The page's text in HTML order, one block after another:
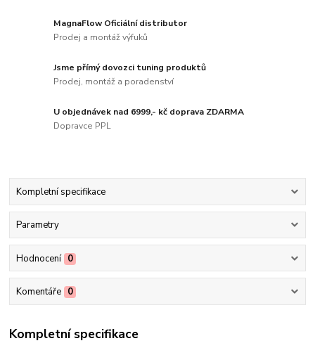
MagnaFlow Oficiální distributor
Prodej a montáž výfuků
Jsme přímý dovozci tuning produktů
Prodej, montáž a poradenství
U objednávek nad 6999,- kč doprava ZDARMA
Dopravce PPL
Kompletní specifikace
Parametry
Hodnocení 0
Komentáře 0
Kompletní specifikace